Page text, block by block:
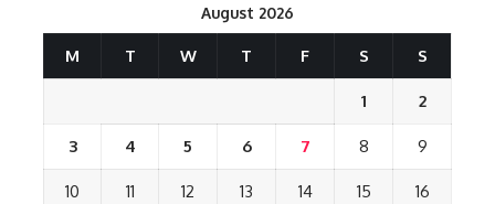
August 2026
M T W T F S S
1 2
3 4 5 6 7 8 9
10 11 12 13 14 15 16